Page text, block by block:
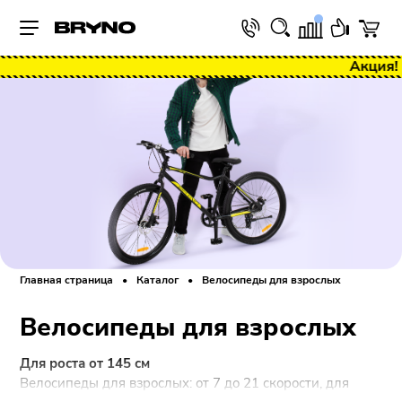
Акция!
Главная страница Каталог Велосипеды для взрослых
Велосипеды для взрослых
Для роста от 145 см
Велосипеды для взрослых: от 7 до 21 скорости, для